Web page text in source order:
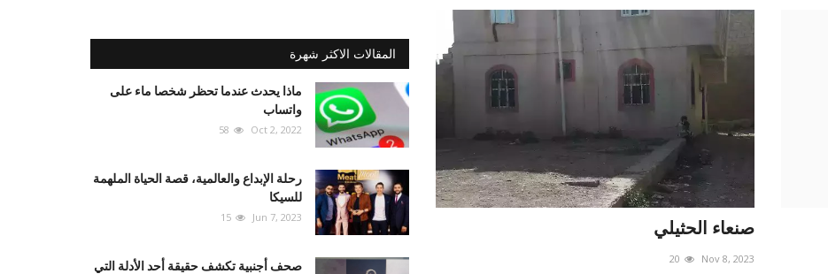
صنعاء الحثيلي
Nov 8, 2023
20
المقالات الاكثر شهرة
ماذا يحدث عندما تحظر شخصا ماء على
واتساب
Oct 2, 2022
58
رحلة الإبداع والعالمية، قصة الحياة الملهمة
للسيكا
Jun 7, 2023
15
صحف أجنبية تكشف حقيقة أحد الأدلة التي